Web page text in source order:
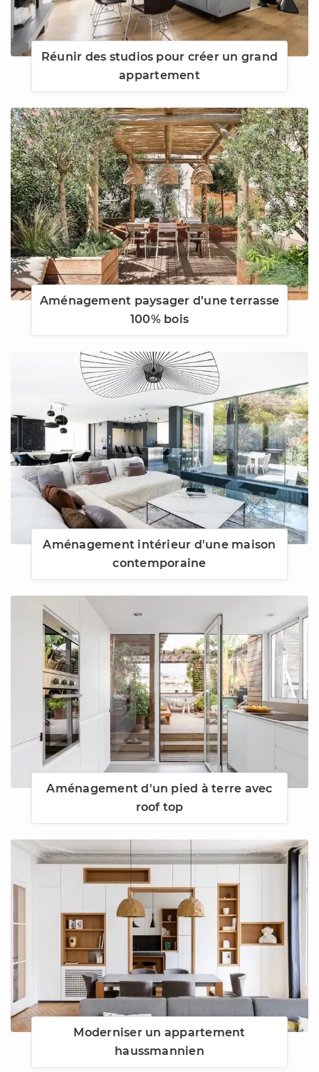
Réunir des studios pour créer un grand
appartement
Aménagement paysager d’une terrasse
100% bois
Aménagement intérieur d'une maison
contemporaine
Aménagement d'un pied à terre avec
roof top
Moderniser un appartement
haussmannien